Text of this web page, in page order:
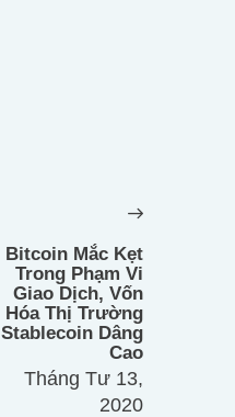
Bitcoin Mắc Kẹt
Trong Phạm Vi
Giao Dịch, Vốn
Hóa Thị Trường
Stablecoin Dâng
Cao
Tháng Tư 13,
2020